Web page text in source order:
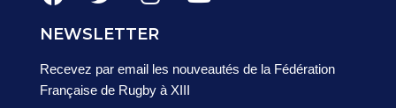
NEWSLETTER
Recevez par email les nouveautés de la Fédération
Française de Rugby à XIII